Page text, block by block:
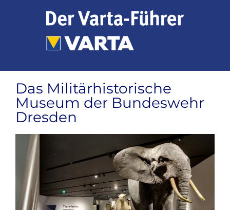
Das Militärhistorische
Museum der Bundeswehr
Dresden
Zeige
grösseres